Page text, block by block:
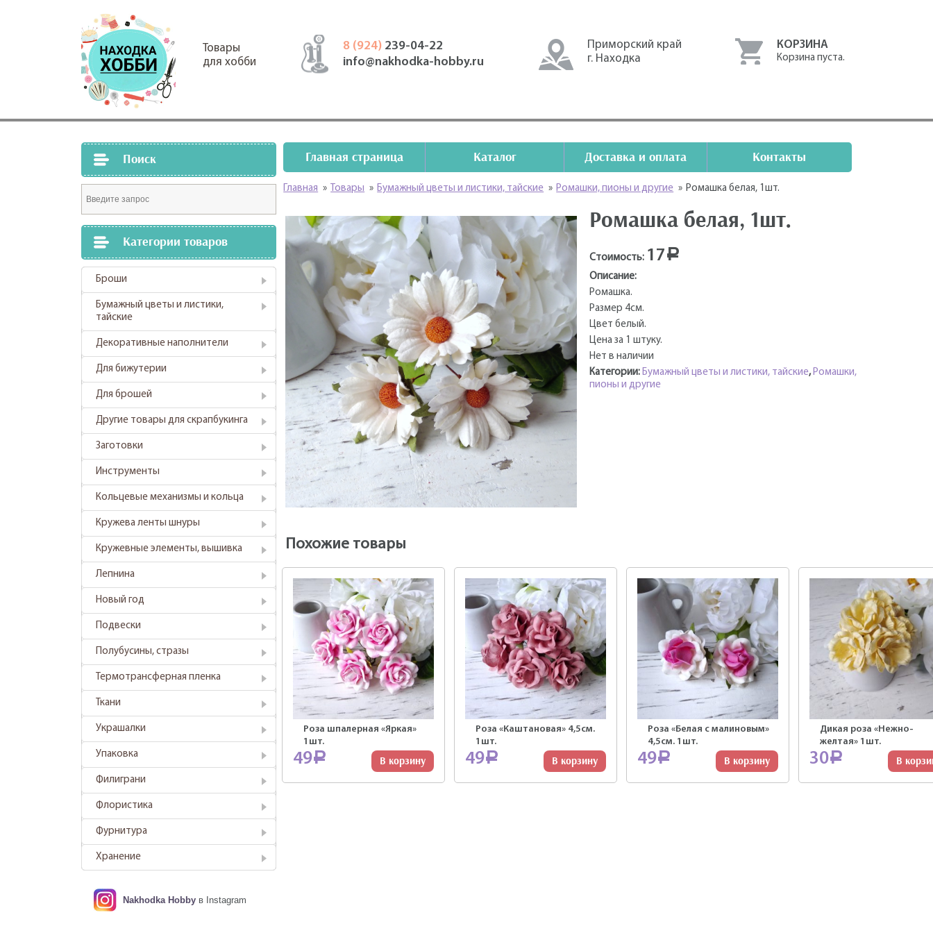
Товары
для хобби
8 (924) 239-04-22
info@nakhodka-hobby.ru
Приморский край
г. Находка
КОРЗИНА
Корзина пуста.
Поиск
Категории товаров
Броши
Бумажный цветы и листики,
тайские
Декоративные наполнители
Для бижутерии
Для брошей
Другие товары для скрапбукинга
Заготовки
Инструменты
Кольцевые механизмы и кольца
Кружева ленты шнуры
Кружевные элементы, вышивка
Лепнина
Новый год
Подвески
Полубусины, стразы
Термотрансферная пленка
Ткани
Украшалки
Упаковка
Филиграни
Флористика
Фурнитура
Хранение
Nakhodka Hobby в Instagram
Главная страница Каталог Доставка и оплата Контакты
Главная » Товары » Бумажный цветы и листики, тайские » Ромашки, пионы и другие » Ромашка белая, 1шт.
Ромашка белая, 1шт.
Стоимость: 17 Р
Описание:
Ромашка.
Размер 4см.
Цвет белый.
Цена за 1 штуку.
Нет в наличии
Категории:Бумажный цветы и листики, тайские,Ромашки,
пионы и другие
Похожие товары
Роза шпалерная «Яркая»
1шт.
49Р В корзину
Роза «Каштановая» 4,5см.
1шт.
49Р В корзину
Роза «Белая с малиновым»
4,5см. 1шт.
49Р В корзину
Дикая роза «Нежно-
желтая» 1шт.
30Р В